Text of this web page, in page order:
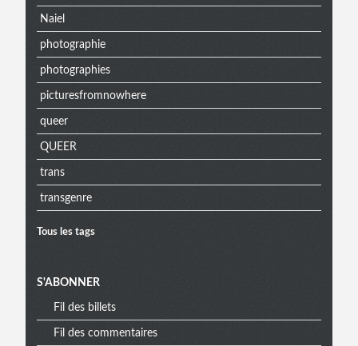
Naiel
photographie
photographies
picturesfromnowhere
queer
QUEER
trans
transgenre
Tous les tags
S'ABONNER
Fil des billets
Fil des commentaires